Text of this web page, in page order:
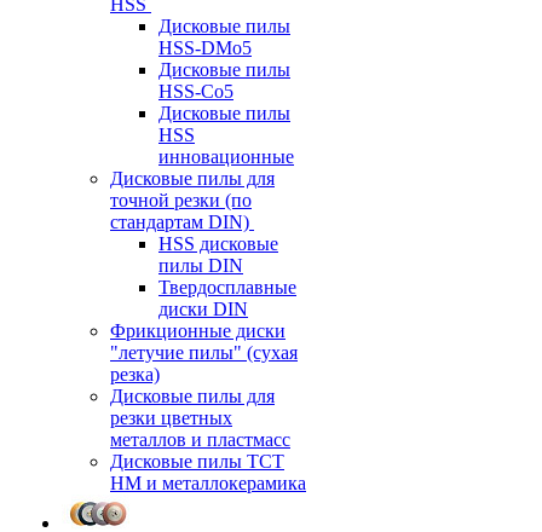
Дисковые пилы
HSS-DMo5
Дисковые пилы
HSS-Co5
Дисковые пилы
HSS
инновационные
Дисковые пилы для
точной резки (по
стандартам DIN)
HSS дисковые
пилы DIN
Твердосплавные
диски DIN
Фрикционные диски
"летучие пилы" (сухая
резка)
Дисковые пилы для
резки цветных
металлов и пластмасс
Дисковые пилы ТСТ
НМ и металлокерамика